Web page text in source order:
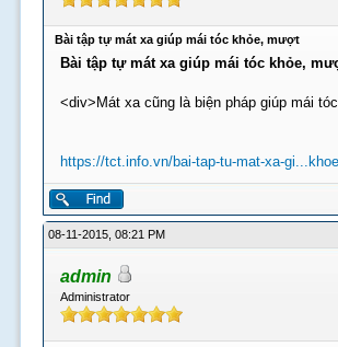
Bài tập tự mát xa giúp mái tóc khỏe, mượt
Bài tập tự mát xa giúp mái tóc khỏe,
<div>Mát xa cũng là biện pháp giúp mái
https://tct.info.vn/bai-tap-tu-mat-xa-
08-11-2015, 08:21 PM
admin
Administrator